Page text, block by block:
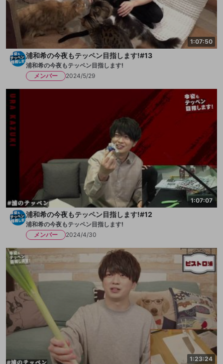
1:07:50
浦和希の今夜もテッペン目指します!#13
浦和希の今夜もテッペン目指します!
メンバー
2024/5/29
1:07:07
浦和希の今夜もテッペン目指します!#12
浦和希の今夜もテッペン目指します!
メンバー
2024/4/30
1:23:24